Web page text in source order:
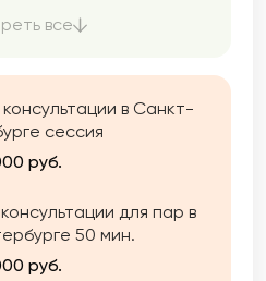
и переработка
БЭСТ
терапия) и семейная
позволяют
находить
все
в Санкт-
сессия
руб.
для пар в
50 мин.
руб.